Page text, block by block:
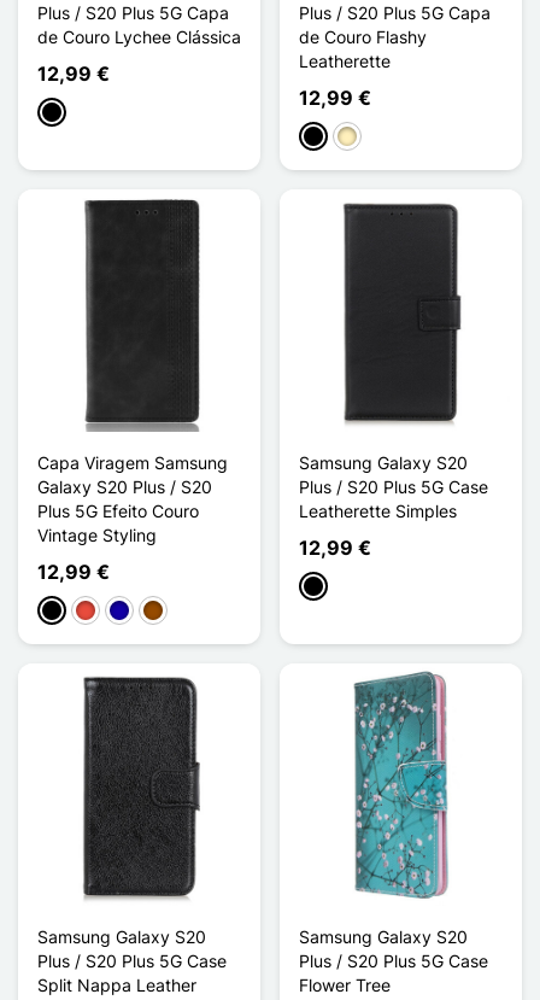
Plus / S20 Plus 5G Capa
de Couro Lychee Clássica
12,99 €
Preto
Plus / S20 Plus 5G Capa
de Couro Flashy
Leatherette
12,99 €
PretoOuro
Capa Viragem Samsung
Galaxy S20 Plus / S20
Plus 5G Efeito Couro
Vintage Styling
12,99 €
PretoVermelhoAzul Escuro
Castanho
Samsung Galaxy S20
Plus / S20 Plus 5G Case
Leatherette Simples
12,99 €
Preto
Samsung Galaxy S20
Plus / S20 Plus 5G Case
Split Nappa Leather
Samsung Galaxy S20
Plus / S20 Plus 5G Case
Flower Tree